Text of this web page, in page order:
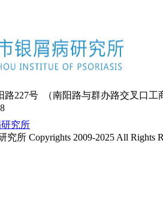
路227号 （南阳路与群办路交叉口工
究所
所 Copyrights 2009-2025 All Rights